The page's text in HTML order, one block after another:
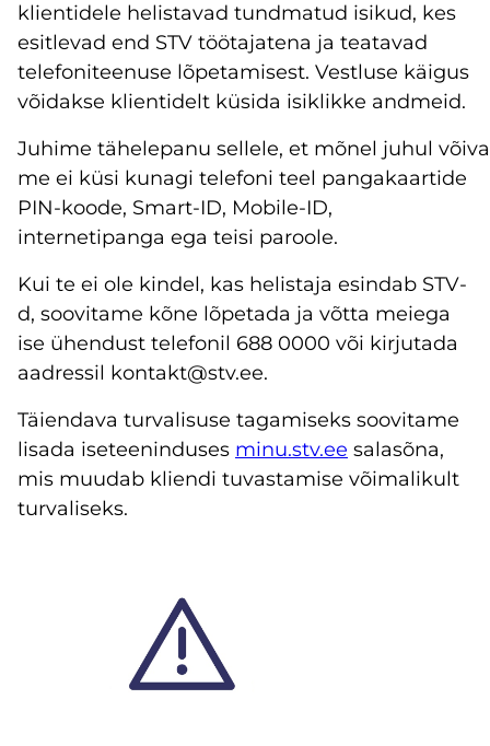
Pood
Uudised
Kontaktid
klientidele helistavad tundmatud isikud, kes
esitlevad end STV töötajatena ja teatavad
telefoniteenuse lõpetamisest. Vestluse käigus
võidakse klientidelt küsida isiklikke andmeid.
Juhime tähelepanu sellele, et mõnel juhul
me ei küsi kunagi telefoni teel pangakaartide
PIN-koode, Smart-ID, Mobile-ID,
internetipanga ega teisi paroole.
Kui te ei ole kindel, kas helistaja esindab STV-
d, soovitame kõne lõpetada ja võtta meiega
ise ühendust telefonil 688 0000 või kirjutada
aadressil kontakt@stv.ee.
Täiendava turvalisuse tagamiseks soovitame
lisada iseteeninduses minu.stv.ee salasõna,
mis muudab kliendi tuvastamise võimalikult
turvaliseks.